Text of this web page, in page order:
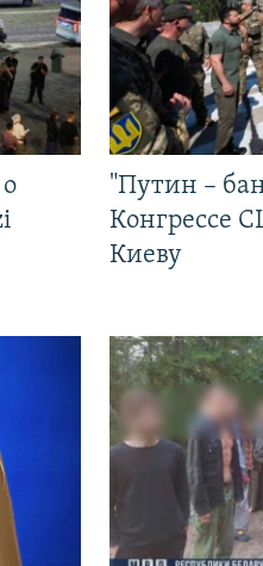
"Путин –
Конгрессе
Киеву